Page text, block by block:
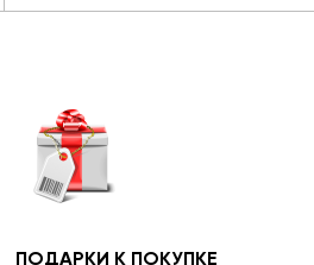
ПОДАРКИ К ПОКУПКЕ